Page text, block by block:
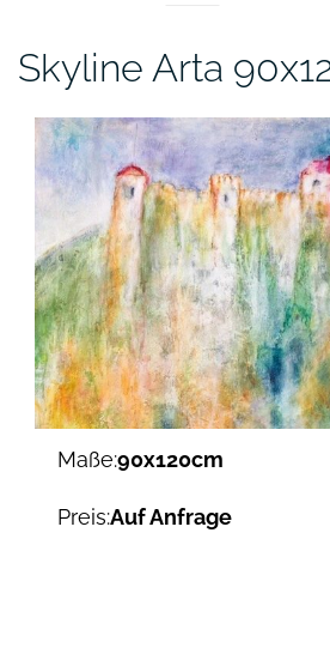
Skyline Arta
Maße:90x120cm
Preis:Auf Anfrage